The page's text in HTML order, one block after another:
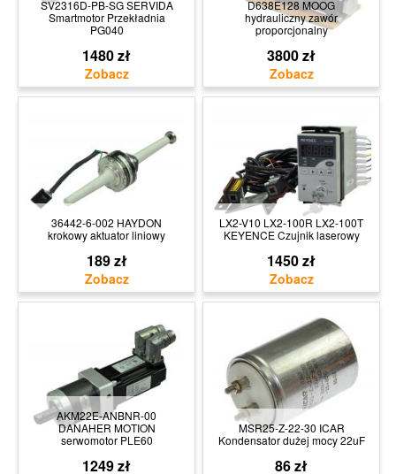
SV2316D-PB-SG SERVIDA
Smartmotor Przekładnia
PG040
1480 zł
D638E128 MOOG
hydrauliczny zawór
proporcjonalny
3800 zł
36442-6-002 HAYDON
krokowy aktuator liniowy
189 zł
LX2-V10 LX2-100R LX2-100T
KEYENCE Czujnik laserowy
1450 zł
AKM22E-ANBNR-00
DANAHER MOTION
serwomotor PLE60
1249 zł
MSR25-Z-22-30 ICAR
Kondensator dużej mocy 22uF
86 zł